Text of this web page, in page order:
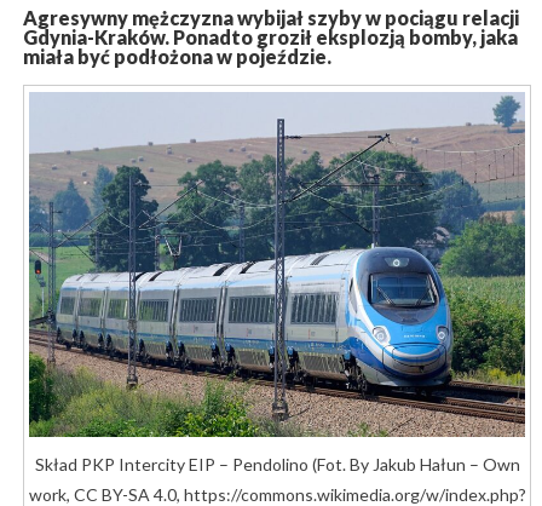
Agresywny mężczyzna wybijał szyby w pociągu relacji
Gdynia-Kraków. Ponadto groził eksplozją bomby, jaka
miała być podłożona w pojeździe.
Skład PKP Intercity EIP – Pendolino (Fot. By Jakub Hałun – Own
work, CC BY-SA 4.0, https://commons.wikimedia.org/w/index.php?